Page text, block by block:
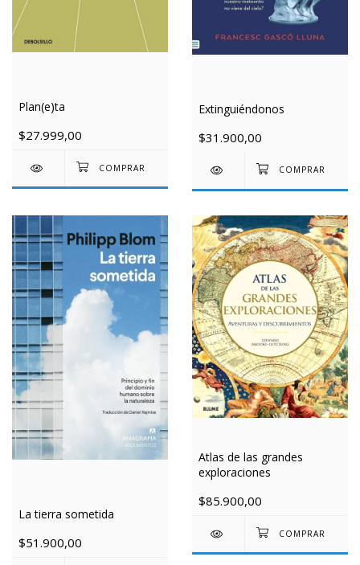
Plan(e)ta
$27.999,00
Extinguiéndonos
$31.900,00
La tierra sometida
$51.900,00
Atlas de las grandes
exploraciones
$85.900,00